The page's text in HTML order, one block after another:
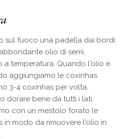
sul fuoco una padella dai bordi
olio di semi.
a temperatura. Quando l'olio è
aggiungiamo le coxinhas.
3-4 coxinhas per volta.
dorare bene da tutti i lati.
con un mestolo forato le
in modo da rimuovere l'olio in